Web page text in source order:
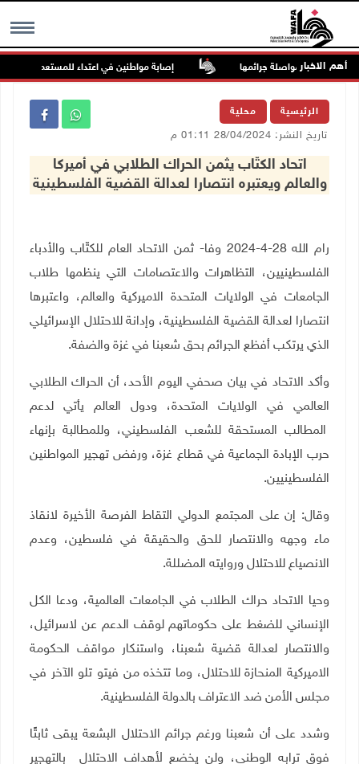
MENU أهم الاخبار
السجون من مواصلة جرائمها إصابة مواطنين في اعتداء للمستعمرين في بيت
الرئيسية محلية
تاريخ النشر: 28/04/2024 01:11 م
اتحاد الكتّاب يثمن الحراك الطلابي في أميركا
والعالم ويعتبره انتصارا لعدالة القضية الفلسطينية
رام الله 28-4-2024 وفا- ثمن الاتحاد العام للكتّاب والأدباء
الفلسطينيين، التظاهرات والاعتصامات التي ينظمها طلاب
الجامعات في الولايات المتحدة الاميركية والعالم، واعتبرها
انتصارا لعدالة القضية الفلسطينية، وإدانة للاحتلال الإسرائيلي
الذي يرتكب أفظع الجرائم بحق شعبنا في غزة والضفة.
وأكد الاتحاد في بيان صحفي اليوم الأحد، أن الحراك الطلابي
العالمي في الولايات المتحدة، ودول العالم يأتي لدعم
المطالب المستحقة للشعب الفلسطيني، وللمطالبة بإنهاء
حرب الإبادة الجماعية في قطاع غزة، ورفض تهجير المواطنين
الفلسطينيين.
وقال: إن على المجتمع الدولي التقاط الفرصة الأخيرة لانقاذ
ماء وجهه والانتصار للحق والحقيقة في فلسطين، وعدم
الانصياع للاحتلال وروايته المضللة.
وحيا الاتحاد حراك الطلاب في الجامعات العالمية، ودعا الكل
الإنساني للضغط على حكوماتهم لوقف الدعم عن لاسرائيل،
والانتصار لعدالة قضية شعبنا، واستنكار مواقف الحكومة
الاميركية المنحازة للاحتلال، وما تتخذه من فيتو تلو الآخر في
مجلس الأمن ضد الاعتراف بالدولة الفلسطينية.
وشدد على أن شعبنا ورغم جرائم الاحتلال البشعة يبقى ثابتًا
فوق ترابه الوطني، ولن يخضع لأهداف الاحتلال بالتهجير